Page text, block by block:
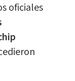
oficiales